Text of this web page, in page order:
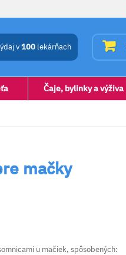
v100 lekárňach
Čaje, bylinky a výživa
mačky
u mačiek, spôsobených: